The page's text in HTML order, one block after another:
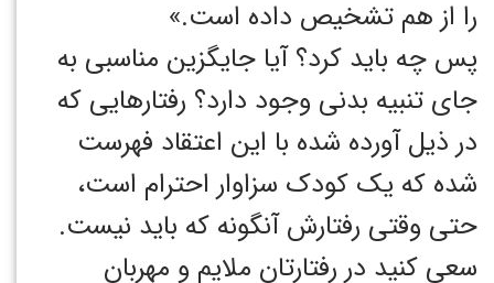
را از هم تشخیص داده است.»
پس چه باید کرد؟ آیا جایگزین مناسبی به
جای تنبیه بدنی وجود دارد؟ رفتارهایی که
در ذیل آورده شده با این اعتقاد فهرست
شده که یک کودک سزاوار احترام است،
حتی وقتی رفتارش آنگونه که باید نیست.
سعی کنید در رفتارتان ملایم و مهربان